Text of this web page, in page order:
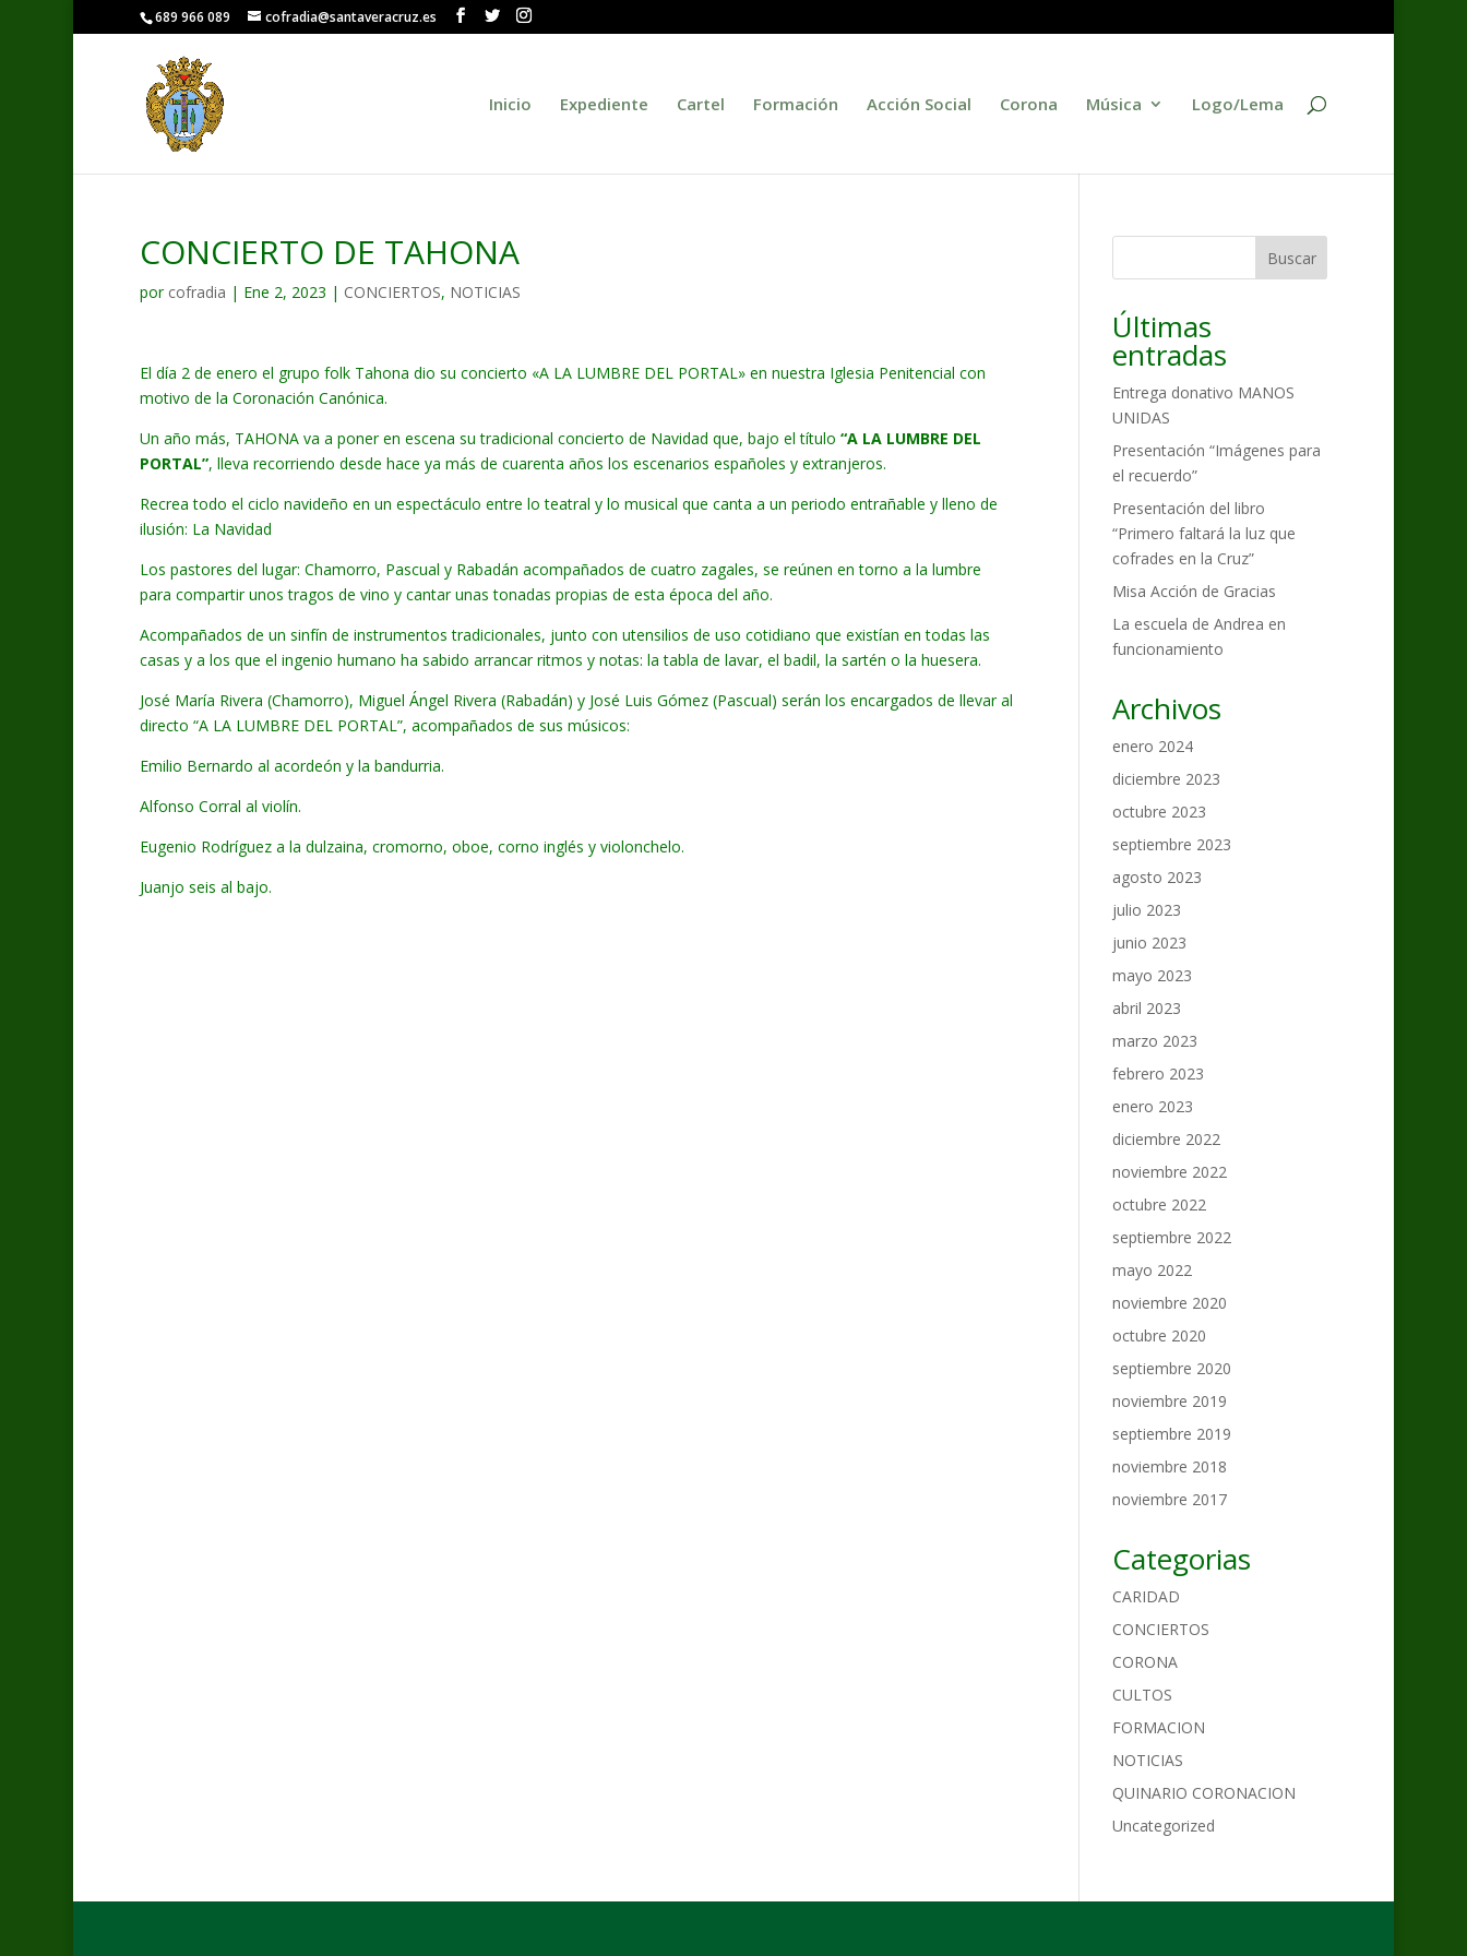
689 966 089 cofradia@santaveracruz.es
Inicio Expediente Cartel Formación Acción Social Corona Música Logo/Lema
CONCIERTO DE TAHONA
por cofradia | Ene 2, 2023 | CONCIERTOS, NOTICIAS
El día 2 de enero el grupo folk Tahona dio su concierto «A LA LUMBRE DEL PORTAL» en nuestra Iglesia Penitencial con
motivo de la Coronación Canónica.
Un año más, TAHONA va a poner en escena su tradicional concierto de Navidad que, bajo el título “A LA LUMBRE DEL
PORTAL”, lleva recorriendo desde hace ya más de cuarenta años los escenarios españoles y extranjeros.
Recrea todo el ciclo navideño en un espectáculo entre lo teatral y lo musical que canta a un periodo entrañable y lleno de
ilusión: La Navidad
Los pastores del lugar: Chamorro, Pascual y Rabadán acompañados de cuatro zagales, se reúnen en torno a la lumbre
para compartir unos tragos de vino y cantar unas tonadas propias de esta época del año.
Acompañados de un sinfín de instrumentos tradicionales, junto con utensilios de uso cotidiano que existían en todas las
casas y a los que el ingenio humano ha sabido arrancar ritmos y notas: la tabla de lavar, el badil, la sartén o la huesera.
José María Rivera (Chamorro), Miguel Ángel Rivera (Rabadán) y José Luis Gómez (Pascual) serán los encargados de llevar al
directo “A LA LUMBRE DEL PORTAL”, acompañados de sus músicos:
Emilio Bernardo al acordeón y la bandurria.
Alfonso Corral al violín.
Eugenio Rodríguez a la dulzaina, cromorno, oboe, corno inglés y violonchelo.
Juanjo seis al bajo.
Buscar
Últimas
entradas
Entrega donativo MANOS
UNIDAS
Presentación “Imágenes para
el recuerdo”
Presentación del libro
“Primero faltará la luz que
cofrades en la Cruz”
Misa Acción de Gracias
La escuela de Andrea en
funcionamiento
Archivos
enero 2024
diciembre 2023
octubre 2023
septiembre 2023
agosto 2023
julio 2023
junio 2023
mayo 2023
abril 2023
marzo 2023
febrero 2023
enero 2023
diciembre 2022
noviembre 2022
octubre 2022
septiembre 2022
mayo 2022
noviembre 2020
octubre 2020
septiembre 2020
noviembre 2019
septiembre 2019
noviembre 2018
noviembre 2017
Categorias
CARIDAD
CONCIERTOS
CORONA
CULTOS
FORMACION
NOTICIAS
QUINARIO CORONACION
Uncategorized